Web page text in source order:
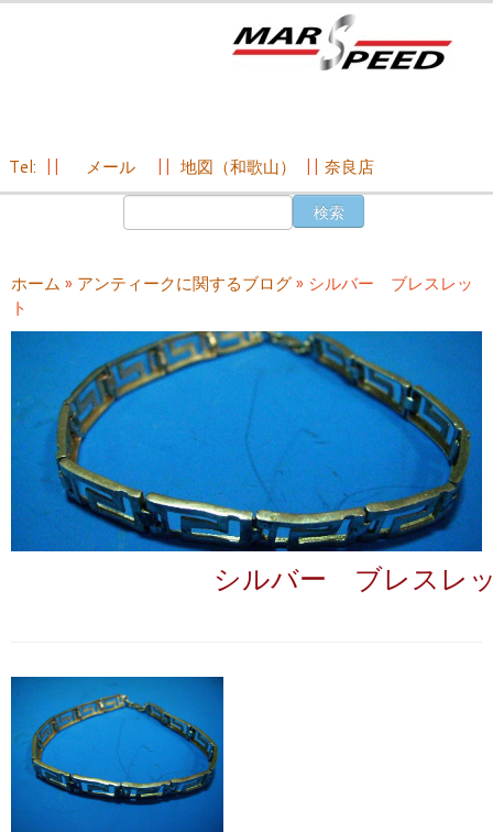
ン
へ
プ
Tel: メール 地図（和歌山） 奈良店
ホーム » アンティークに関するブログ» シルバー ブレスレッ
ト
シルバー ブレスレ